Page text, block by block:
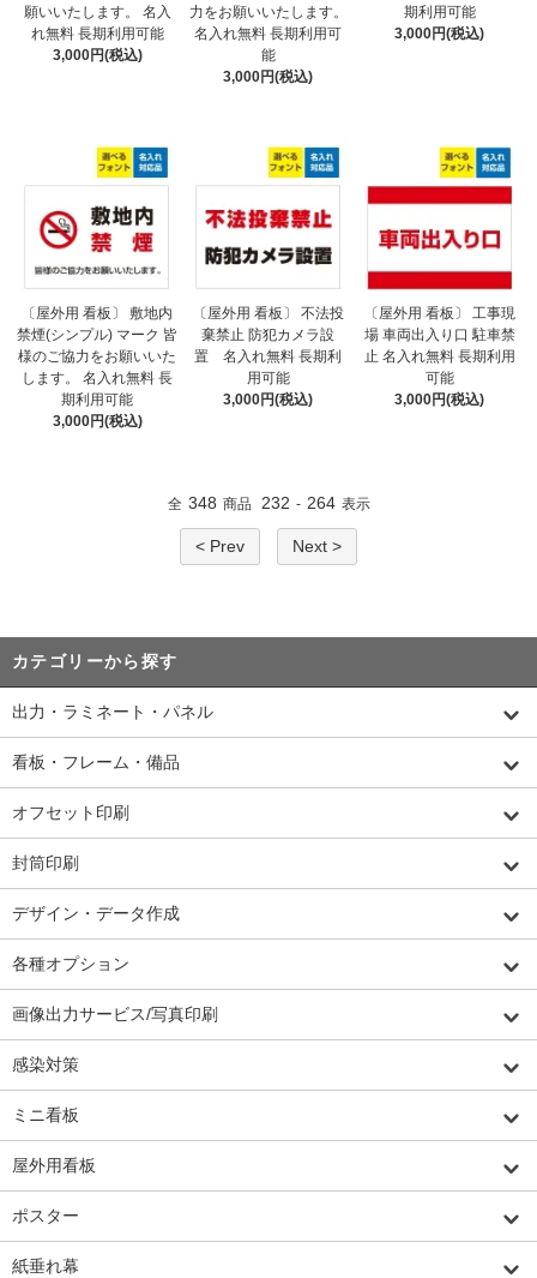
願いいたします。 名入
れ無料 長期利用可能
3,000円(税込)
力をお願いいたします。
名入れ無料 長期利用可
能
3,000円(税込)
期利用可能
3,000円(税込)
〔屋外用 看板〕 敷地内
禁煙(シンプル) マーク 皆
様のご協力をお願いいた
します。 名入れ無料 長
期利用可能
3,000円(税込)
〔屋外用 看板〕 不法投
棄禁止 防犯カメラ設
置 名入れ無料 長期利
用可能
3,000円(税込)
〔屋外用 看板〕 工事現
場 車両出入り口 駐車禁
止 名入れ無料 長期利用
可能
3,000円(税込)
全 348 商品 232 - 264 表示
< Prev Next >
カテゴリーから探す
出力・ラミネート・パネル
看板・フレーム・備品
オフセット印刷
封筒印刷
デザイン・データ作成
各種オプション
画像出力サービス/写真印刷
感染対策
ミニ看板
屋外用看板
ポスター
紙垂れ幕